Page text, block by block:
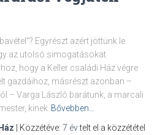
Egyrészt azért jöttünk le
az utolsó simogatásokat
hogy a Keller családi Ház végre
gazdáihoz, másrészt azonban –
– Varga László barátunk, a marcali
kinek Bővebben…
| Közzétéve: 7 évtelt el a közzététel